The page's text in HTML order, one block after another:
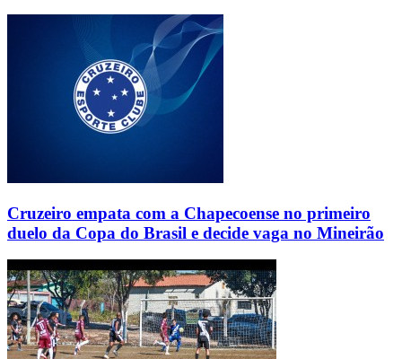
Cruzeiro empata com a Chapecoense no primeiro
duelo da Copa do Brasil e decide vaga no Mineirão